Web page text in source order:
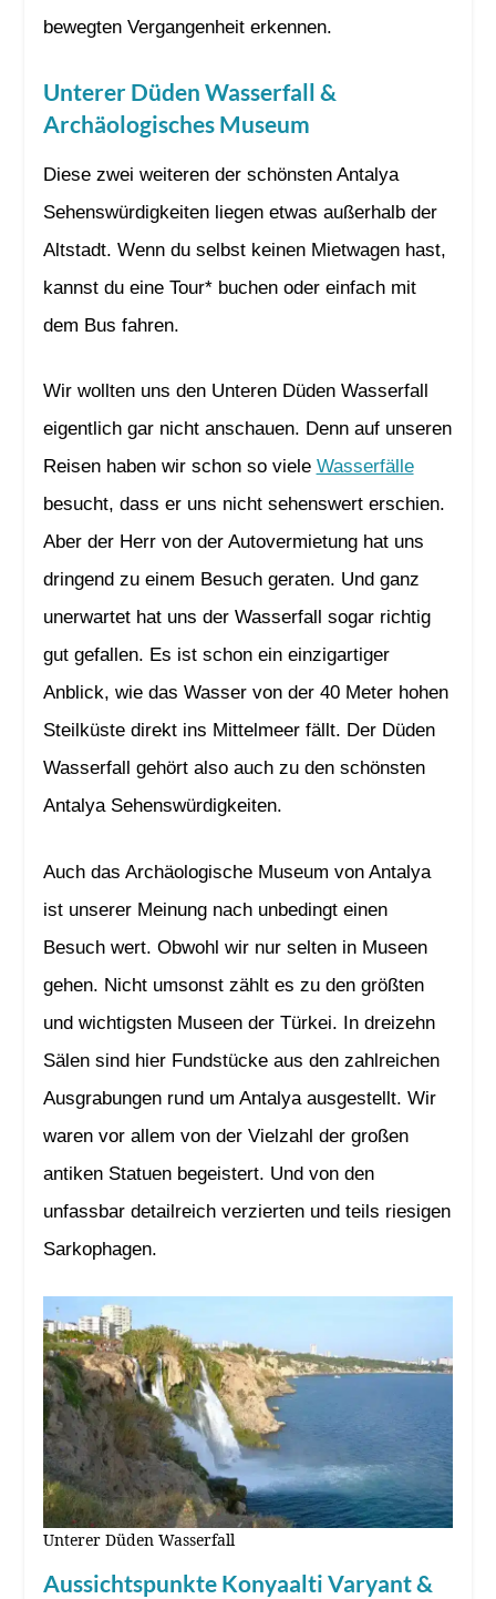
bewegten Vergangenheit erkennen.
Unterer Düden Wasserfall &
Archäologisches Museum
Diese zwei weiteren der schönsten Antalya
Sehenswürdigkeiten liegen etwas außerhalb der
Altstadt. Wenn du selbst keinen Mietwagen hast,
kannst du eine Tour* buchen oder einfach mit
dem Bus fahren.
Wir wollten uns den Unteren Düden Wasserfall
eigentlich gar nicht anschauen. Denn auf unseren
Reisen haben wir schon so viele Wasserfälle
besucht, dass er uns nicht sehenswert erschien.
Aber der Herr von der Autovermietung hat uns
dringend zu einem Besuch geraten. Und ganz
unerwartet hat uns der Wasserfall sogar richtig
gut gefallen. Es ist schon ein einzigartiger
Anblick, wie das Wasser von der 40 Meter hohen
Steilküste direkt ins Mittelmeer fällt. Der Düden
Wasserfall gehört also auch zu den schönsten
Antalya Sehenswürdigkeiten.
Auch das Archäologische Museum von Antalya
ist unserer Meinung nach unbedingt einen
Besuch wert. Obwohl wir nur selten in Museen
gehen. Nicht umsonst zählt es zu den größten
und wichtigsten Museen der Türkei. In dreizehn
Sälen sind hier Fundstücke aus den zahlreichen
Ausgrabungen rund um Antalya ausgestellt. Wir
waren vor allem von der Vielzahl der großen
antiken Statuen begeistert. Und von den
unfassbar detailreich verzierten und teils riesigen
Sarkophagen.
Unterer Düden Wasserfall
Aussichtspunkte Konyaalti Varyant &